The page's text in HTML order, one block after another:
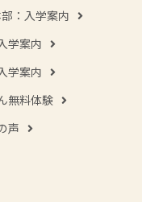
：入学案内
学案内
学案内
無料体験
声